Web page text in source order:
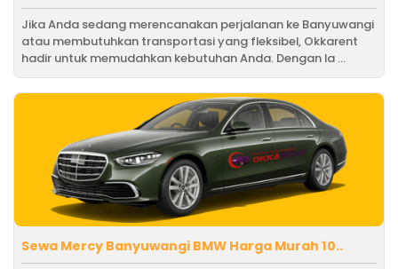
Jika Anda sedang merencanakan perjalanan ke Banyuwangi
atau membutuhkan transportasi yang fleksibel, Okkarent
hadir untuk memudahkan kebutuhan Anda. Dengan la ...
Sewa Mercy Banyuwangi BMW Harga Murah 10..